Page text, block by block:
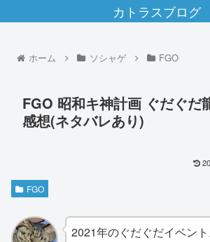
カトラスブログ
ホーム ソシャゲ FGO
FGO 昭和キ神計画 ぐだぐだ
感想(ネタバレあり)
FGO
2021年のぐだぐだイベント